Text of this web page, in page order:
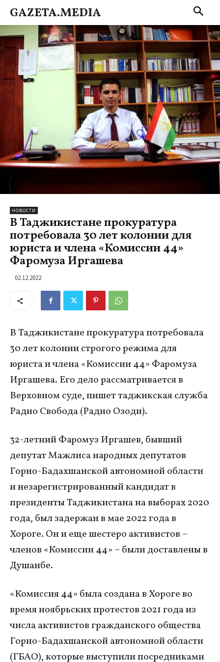
GAZETA.MEDIA
НОВОСТИ
В Таджикистане прокуратура
потребовала 30 лет колонии для
юриста и члена «Комиссии 44»
Фаромуза Иргашева
02.12.2022
В Таджикистане прокуратура потребовала
30 лет колонии строгого режима для
юриста и члена «Комиссии 44» Фаромуза
Иргашева. Его дело рассматривается в
Верховном суде, пишет таджикская служба
Радио Свобода (Радио Озоди).
32-летний Фаромуз Иргашев, бывший
депутат Мажлиса народных депутатов
Горно-Бадахшанской автономной области
и незарегистрированный кандидат в
президенты Таджикистана на выборах 2020
года, был задержан в мае 2022 года в
Хороге. Он и еще шестеро активистов –
членов «Комиссии 44» – были доставлены в
Душанбе.
«Комиссия 44» была создана в Хороге во
время ноябрьских протестов 2021 года из
числа активистов гражданского общества
Горно-Бадахшанской автономной области
(ГБАО), которые выступили посредниками